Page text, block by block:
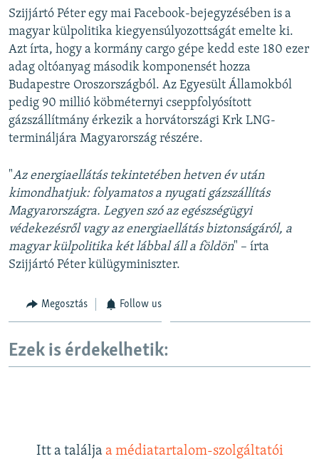
Szijjártó Péter egy mai Facebook-bejegyzésében is a
magyar külpolitika kiegyensúlyozottságát emelte ki.
Azt írta, hogy a kormány cargo gépe kedd este 180 ezer
adag oltóanyag második komponensét hozza
Budapestre Oroszországból. Az Egyesült Államokból
pedig 90 millió köbméternyi cseppfolyósított
gázszállítmány érkezik a horvátországi Krk LNG-
termináljára Magyarország részére.
"Az energiaellátás tekintetében hetven év után
kimondhatjuk: folyamatos a nyugati gázszállítás
Magyarországra. Legyen szó az egészségügyi
védekezésről vagy az energiaellátás biztonságáról, a
magyar külpolitika két lábbal áll a földön" – írta
Szijjártó Péter külügyminiszter.
Megosztás Follow us
Ezek is érdekelhetik:
Itt a találja a médiatartalom-szolgáltatói